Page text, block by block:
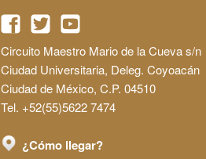
Circuito Maestro Mario de la Cueva s/n
Ciudad Universitaria, Deleg. Coyoacán
Ciudad de México, C.P. 04510
Tel. +52(55)5622 7474
¿Cómo llegar?